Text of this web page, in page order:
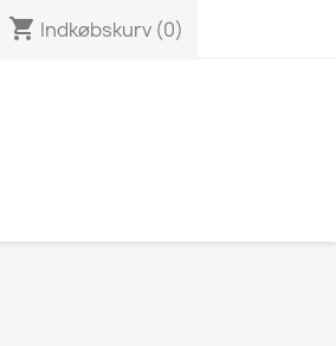
shopping_cart Indkøbskurv (0)